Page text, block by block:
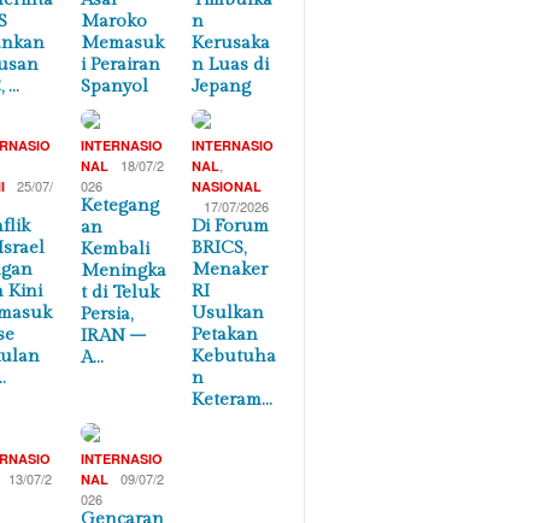
…
Maroko
Memasuk
i Perairan
Spanyol
n
Kerusaka
n Luas di
Jepang
25/07/
Kini
INTERNASIO
NAL
18/07/2
026
Ketegang
an
Kembali
Meningka
t di Teluk
Persia,
IRAN –
A…
INTERNASIO
NAL
NASIONAL
17/07/2026
Di Forum
BRICS,
Menaker
RI
Usulkan
Petakan
Kebutuha
n
Keteram…
13/07/2
INTERNASIO
NAL
09/07/2
026
Gencaran